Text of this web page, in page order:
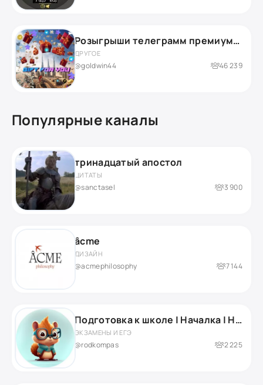
Розыгрыши телеграмм премиума 🎁
ДРУГОЕ
@goldwin44 46 239
Популярные каналы
тринадцатый апостол
ЦИТАТЫ
@sanctasel 3 900
âcme
ДИЗАЙН
@acmephilosophy 7 144
Подготовка к школе | Началка | Нейропсихолог
ЭКЗАМЕНЫ И ЕГЭ
@rodkompas 2 225